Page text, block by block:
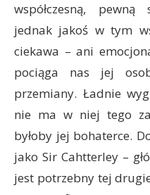
współczesną,
jednak jakoś w tym
ciekawa – ani
pociąga nas jej
przemiany. Ładnie
nie ma w niej tego
byłoby jej bohaterce.
jako Sir Cahtterley –
jest potrzebny tej